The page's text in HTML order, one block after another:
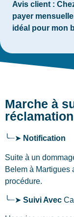
Avis client :
payer
idéal pour mon
Marche à
réclamation
╰┈➤ Notification
Suite à un
Belem à Martigues
procédure.
╰┈➤ Suivi Avec